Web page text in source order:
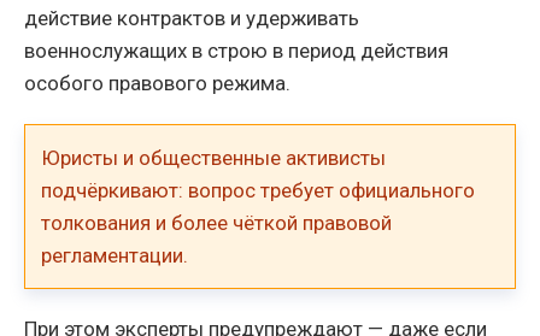
действие контрактов и удерживать
военнослужащих в строю в период действия
особого правового режима.
Юристы и общественные активисты
подчёркивают: вопрос требует официального
толкования и более чёткой правовой
регламентации.
При этом эксперты предупреждают — даже если